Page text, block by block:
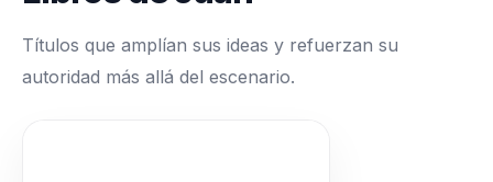
Títulos que amplían sus ideas y refuerzan su
autoridad más allá del escenario.